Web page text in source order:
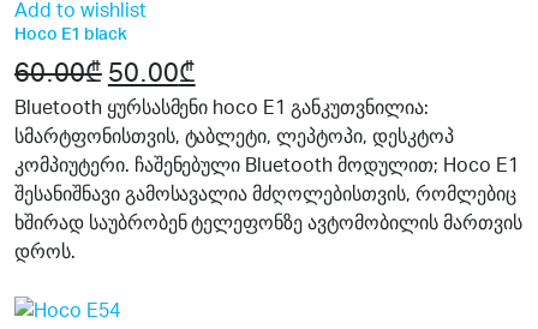
Add to wishlist
Hoco E1 black
60.00₾ Original
price
was:
60.00₾.
50.00₾
price
is:
50.00₾.
Bluetooth ყურსასმენი hoco E1 განკუთვნილია:
სმარტფონისთვის, ტაბლეტი, ლეპტოპი, დესკტოპ
კომპიუტერი. ჩაშენებული Bluetooth მოდულით; Hoco E1
შესანიშნავი გამოსავალია მძღოლებისთვის, რომლებიც
ხშირად საუბრობენ ტელეფონზე ავტომობილის მართვის
დროს.